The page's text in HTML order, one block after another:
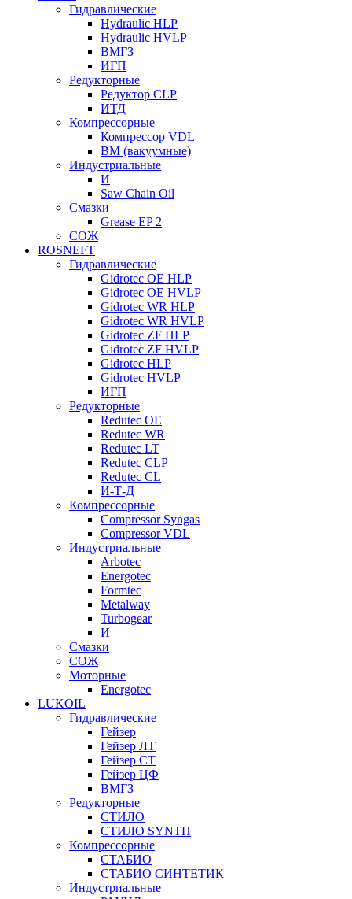
Гидравлические
Hydraulic HLP
Hydraulic HVLP
ВМГЗ
ИГП
Редукторные
Редуктор CLP
ИТД
Компрессорные
Компрессор VDL
ВМ (вакуумные)
Индустриальные
И
Saw Chain Oil
Смазки
Grease EP 2
СОЖ
ROSNEFT
Гидравлические
Gidrotec OE HLP
Gidrotec OE HVLP
Gidrotec WR HLP
Gidrotec WR HVLP
Gidrotec ZF HLP
Gidrotec ZF HVLP
Gidrotec HLP
Gidrotec HVLP
ИГП
Редукторные
Redutec OE
Redutec WR
Redutec LT
Redutec CLP
Redutec CL
И-Т-Д
Компрессорные
Compressor Syngas
Compressor VDL
Индустриальные
Arbotec
Energotec
Formtec
Metalway
Turbogear
И
Смазки
СОЖ
Моторные
Energotec
LUKOIL
Гидравлические
Гейзер
Гейзер ЛТ
Гейзер СТ
Гейзер ЦФ
ВМГЗ
Редукторные
СТИЛО
СТИЛО SYNTH
Компрессорные
СТАБИО
СТАБИО СИНТЕТИК
Индустриальные